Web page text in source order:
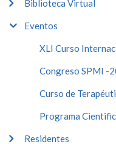
Biblioteca Virtual
Eventos
XLI Curso
Congreso SPMI -
Curso de
Programa
Residentes